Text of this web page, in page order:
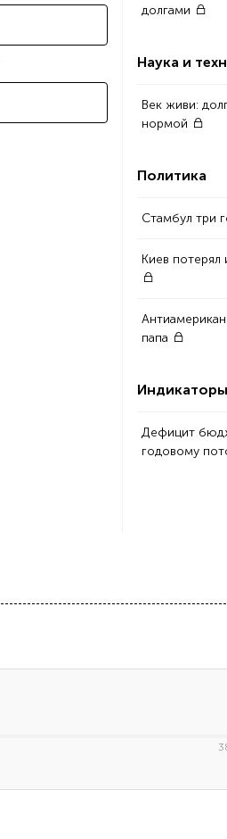
долгами
Наука и
Век живи:
нормой
Политика
Стамбул три
Киев потерял
папа
Индикаторы
Дефицит
годовому